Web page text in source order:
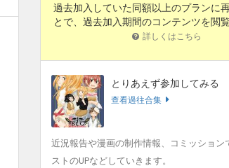
過去加入していた同額以上のプランに
とで、過去加入期間のコンテンツを閲
詳しくはこちら
とりあえず参加してみる
查看過往合集
近況報告や漫画の制作情報、コミッション
ストのUPなどしていきます。